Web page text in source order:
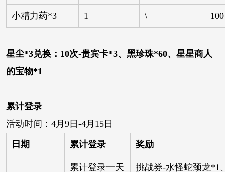
小精力药*3 1 \ 100
星尘*3兑换：10次-贵宾卡*3、黑珍珠*60、星星商人
的宝物*1
累计登录
活动时间：4月9日-4月15日
日期 累计登录 奖励
累计登录一天 挑战券-水怪蛇颈龙*1